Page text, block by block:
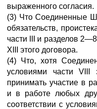
выраженного согласия.
(3) Что Соединенные
обязательств,
части III и разделов
XIII этого договора.
(4) Что, хотя
условиями части VIII
принимать участие в
и в работе любых
соответствии с